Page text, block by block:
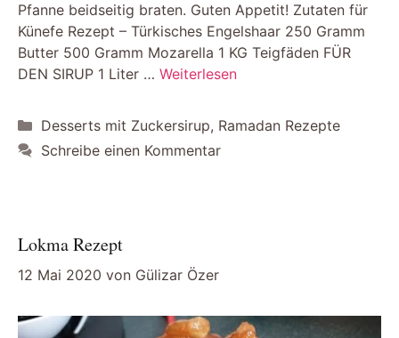
Pfanne beidseitig braten. Guten Appetit! Zutaten für
Künefe Rezept – Türkisches Engelshaar 250 Gramm
Butter 500 Gramm Mozarella 1 KG Teigfäden FÜR
DEN SIRUP 1 Liter … Weiterlesen
Kategorien
Desserts mit Zuckersirup, Ramadan Rezepte
Schreibe einen Kommentar
Lokma Rezept
12 Mai 2020 von Gülizar Özer